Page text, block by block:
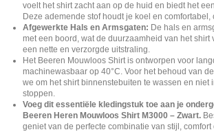
voelt het shirt zacht aan op de huid en biedt het
Deze ademende stof houdt je koel en comfortabel,
Afgewerkte Hals en Armsgaten: De hals en
met een boord, wat de duurzaamheid van het shirt
een nette en verzorgde uitstraling.
Het Beeren Mouwloos Shirt is ontworpen voor
machinewasbaar op 40°C. Voor het behoud van
we om het shirt binnenstebuiten te wassen en niet
stoppen.
Voeg dit essentiële kledingstuk toe aan je
Beeren Heren Mouwloos Shirt M3000 – Zwart.
geniet van de perfecte combinatie van stijl,